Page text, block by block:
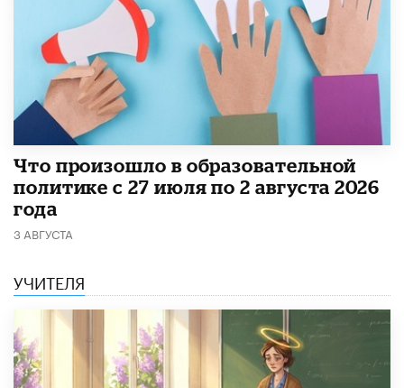
​Что произошло в образовательной
политике с 27 июля по 2 августа 2026
года
3 АВГУСТА
УЧИТЕЛЯ